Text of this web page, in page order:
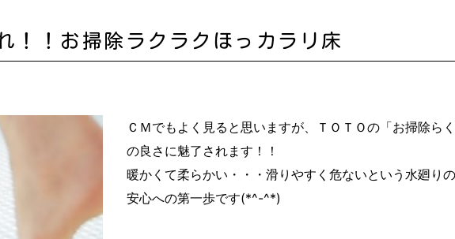
！！お掃除ラクラクほっカラリ床
ＣＭでもよく見ると思いますが、ＴＯＴＯの「お掃除ら
の良さに魅了されます！！
暖かくて柔らかい・・・滑りやすく危ないという水廻り
安心への第一歩です(*^-^*)